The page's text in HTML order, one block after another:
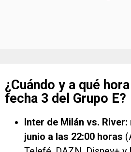
¿Cuándo y a qué
fecha 3 del Grupo E?
Inter de Milán vs.
junio a las 22:00 horas